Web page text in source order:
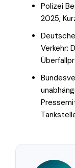
Polizei
2025,
Verkehr: